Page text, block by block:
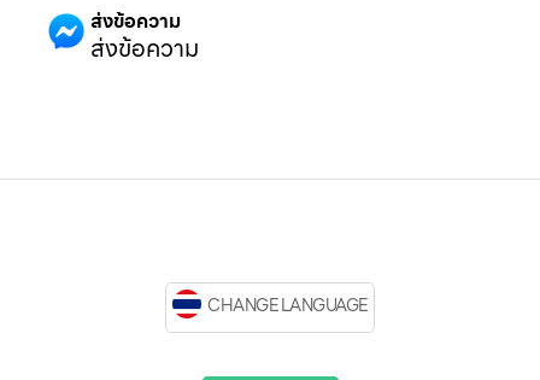
ส่งข้อความ
ส่งข้อความ
CHANGE LANGUAGE